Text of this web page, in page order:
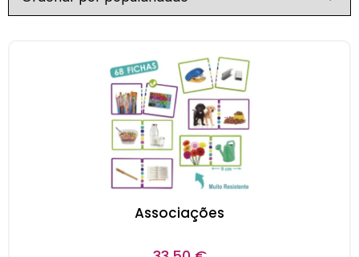
Associações